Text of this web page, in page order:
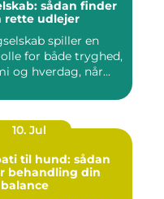
sådan finder
rette udlejer
spiller en
for både tryghed,
og hverdag, når...
10. Jul
til hund: sådan
behandling din